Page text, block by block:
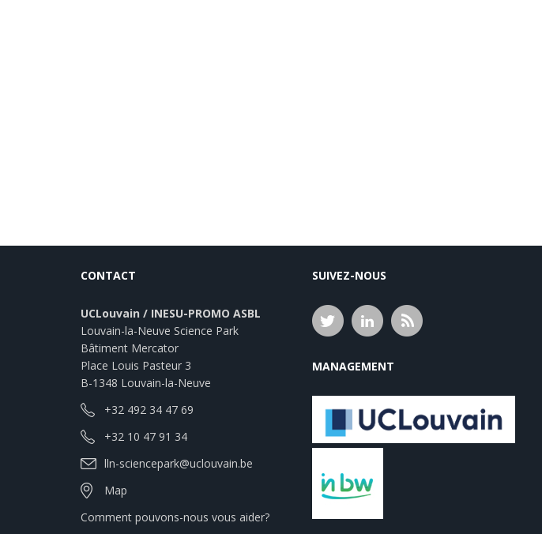
CONTACT
UCLouvain / INESU-PROMO ASBL
Louvain-la-Neuve Science Park
Bâtiment Mercator
Place Louis Pasteur 3
B-1348 Louvain-la-Neuve
+32 492 34 47 69
+32 10 47 91 34
lln-sciencepark@uclouvain.be
Map
Comment pouvons-nous vous aider?
SUIVEZ-NOUS
MANAGEMENT